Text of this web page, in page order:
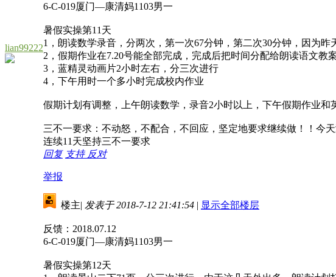
lian99222
6-C-019厦门—康清妈1103男一
暑假实操第11天
1，朗读数学录音，分两次，第一次67分钟，第二次30分钟，因为
2，假期作业在7.20号能全部完成，完成后把时间分配给朗读语文教
3，蓝精灵动画片2小时左右，分三次进行
4，下午用时一个多小时完成校内作业
假期计划有调整，上午朗读数学，录音2小时以上，下午假期作业和
三不一要求：不动怒，不配合，不回应，坚定地要求继续做！！今
连续11天坚持三不一要求
回复 支持 反对
举报
楼主| 发表于 2018-7-12 21:41:54 | 显示全部楼层
反馈：2018.07.12
6-C-019厦门—康清妈1103男一
暑假实操第12天